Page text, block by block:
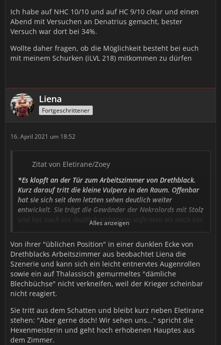
Ich habe auf NHC 10/10 und auf HC 9/10 clear und einen
Abend mit Versuchen an Denatrius gemacht, bester
Versuch war dort bei 34%.
Wollte daher fragen, ob die Möglichkeit besteht bei euch
mit meinem Schurken (iLVL 218) mitkommen zu dürfen
Liena
Fortgeschrittener
16. April 2021 um 18:52
Zitat von Eletirane/Zoey
*Es klopft an der Tür zum Arbeitszimmer von Drethblack.
Kurz darauf tritt die kleine Vulpera in den Raum. Offenbar
hat sie sich seit dem letzten sehen deutlich weiter
entwickelt. Sie trägt die Gewänder der Nekrolords mit Stolz
und hat auch ein deutlich sichereres auftreten als noch vor
einiger Zeit. Sie Räuspert sich einmal, und spricht mit der
bekannten tiefen Stimme.*
𝒢𝓊𝓉𝑒𝓃 𝒯𝒶𝑔 𝐻𝑒𝓇𝓇 𝒟𝓇𝑒𝓉𝒽𝒷𝓁𝒶𝒸𝓀. 𝐼𝒸𝒽 𝒽𝒶𝒷𝑒 𝑔𝑒𝒽ö𝓇𝓉 𝒾𝒸𝒽 𝓈𝑜𝓁𝓁 𝒷𝑒𝒾 𝐼𝒽𝓃𝑒𝓃
𝒱𝑜𝓇𝓈𝓉𝑒𝓁𝓁𝒾𝑔 𝓌𝑒𝓇𝒹𝑒𝓃, 𝒹𝒶 𝒾𝒸𝒽 𝒹𝒾𝑒 𝒲𝑒𝓁𝓉 𝓋𝑜𝓇 𝑔𝓇öß𝑒𝓇𝑒𝓃 𝒢𝑒𝒻𝒶𝒽𝓇𝑒𝓃
𝓈𝒸𝒽ü𝓉𝓏𝑒𝓃 𝓂ö𝒸𝒽𝓉𝑒, 𝓊𝓃𝒹 𝓂𝒾𝓇 𝓌𝓊𝓇𝒹𝑒 𝓏𝓊𝑔𝑒𝓉𝓇𝒶𝑔𝑒𝓃 𝒹𝒶𝓈 𝓈𝒾𝑒 𝒹𝑒𝓇
𝐵𝑒𝒻𝑒𝒽𝓁𝓈𝒽𝒶𝒷𝑒𝓇 𝓈𝒾𝓃𝒹 𝒻ü𝓇 𝒹𝒾𝑒 𝐸𝒾𝓃𝒽𝑒𝒾𝓉 𝒹𝑒𝓇 𝒽ö𝒽𝑒𝓇𝑒𝓃 𝑔𝑒𝒻𝒶𝒽𝓇𝑒𝓃 𝒹𝑒𝓇
𝒮𝒸𝒽𝒶𝓉𝓉𝑒𝓃𝓁𝒶𝓃𝒹𝑒. 𝐼𝒸𝒽 𝓂ö𝒸𝒽𝓉𝑒 𝑔𝑒𝓇𝓃𝑒 𝓂𝑒𝒾𝓃𝑒 𝑀𝒶𝑔𝒾𝑒 𝒹𝑒𝓇 𝒮𝒸𝒽𝒶𝓉𝓉𝑒𝓃 𝓊𝓃𝒹
𝑒𝒾𝓃 𝓌𝑒𝓃𝒾𝑔 𝒲𝒶𝒽𝓃𝓈𝒾𝓃𝓃 𝓏𝓊𝓇 𝓋𝑒𝓇𝒻ü𝑔𝓊𝓃𝑔 𝓈𝓉𝑒𝓁𝓁𝑒𝓃. 𝒮𝒾𝒸𝒽𝑒𝓇𝓁𝒾𝒸𝒽 𝒻𝓇𝒶𝑔𝑒𝓃 𝓈𝒾𝑒
𝓈𝒾𝒸𝒽 𝓌𝒶𝓈 𝒾𝒸𝒽 𝐼𝒽𝓃𝑒𝓃 𝒷𝒾𝑒𝓉𝑒𝓃 𝓀𝒶𝓃𝓃?
*Sie schaut mit festen Blick auf den hochgewachsenen
Alles anzeigen
Von ihrer "üblichen Position" in einer dunklen Ecke von
Drethblacks Arbeitszimmer aus beobachtet Liena die
Szenerie und kann sich ein leicht entnervtes Augenrollen
sowie ein auf Thalassisch gemurmeltes "dämliche
Blechbüchse" nicht verkneifen, weil der Krieger scheinbar
nicht reagiert.
Sie tritt aus dem Schatten und bleibt kurz neben Eletirane
stehen: "Aber gerne doch! Wir sehen uns..." spricht die
Hexenmeisterin und geht hoch erhobenen Hauptes aus
dem Zimmer.